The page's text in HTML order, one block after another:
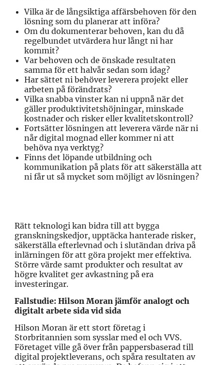
Vilka är de långsiktiga affärsbehoven för den
lösning som du planerar att införa?
Om du dokumenterar behoven, kan du då
regelbundet utvärdera hur långt ni har
kommit?
Var behoven och de önskade resultaten
samma för ett halvår sedan som idag?
Har sättet ni behöver leverera projekt eller
arbeten på förändrats?
Vilka snabba vinster kan ni uppnå när det
gäller produktivitetshöjningar, minskade
kostnader och risker eller kvalitetskontroll?
Fortsätter lösningen att leverera värde när ni
når digital mognad eller kommer ni att
behöva nya verktyg?
Finns det löpande utbildning och
kommunikation på plats för att säkerställa att
ni får ut så mycket som möjligt av lösningen?
Rätt teknologi kan bidra till att bygga
granskningskedjor, upptäcka hanterade risker,
säkerställa efterlevnad och i slutändan driva på
inlärningen för att göra projekt mer effektiva.
Större värde samt produkter och resultat av
högre kvalitet ger avkastning på era
investeringar.
Fallstudie: Hilson Moran jämför analogt och
digitalt arbete sida vid sida
Hilson Moran är ett stort företag i
Storbritannien som sysslar med el och VVS.
Företaget ville gå över från pappersbaserad till
digital projektleverans, och spåra resultaten av